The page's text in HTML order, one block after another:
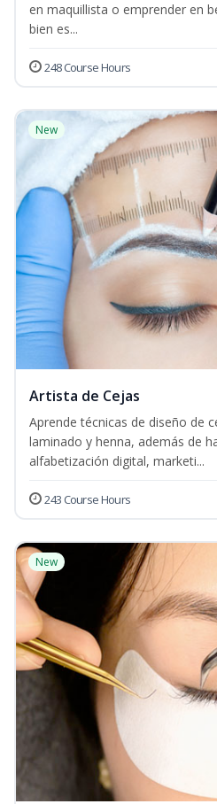
en maquillista o emprender en
bien es...
248 Course Hours
New
Artista de Cejas
Aprende técnicas de diseño de
laminado y henna, además de
alfabetización digital, marketi...
243 Course Hours
New